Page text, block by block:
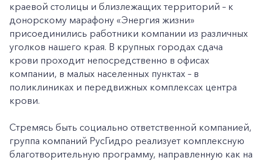
краевой столицы и близлежащих территорий – к
донорскому марафону «Энергия жизни»
присоединились работники компании из различных
уголков нашего края. В крупных городах сдача
крови проходит непосредственно в офисах
компании, в малых населенных пунктах – в
поликлиниках и передвижных комплексах центра
крови.
Стремясь быть социально ответственной компанией,
группа компаний РусГидро реализует комплексную
благотворительную программу, направленную как на